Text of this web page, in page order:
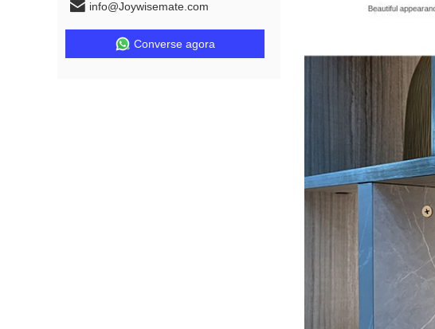
info@Joywisemate.com
Converse agora